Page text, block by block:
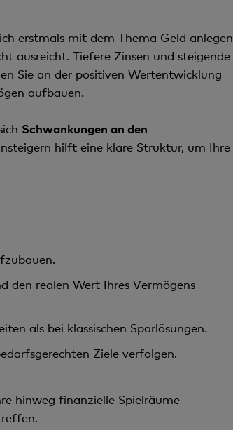
erstmals mit dem Thema Geld anlegen
ausreicht. Tiefere Zinsen und steigende
Sie an der positiven Wertentwicklung
aufbauen.
Schwankungen an den
hilft eine klare Struktur, um Ihre
den realen Wert Ihres Vermögens
als bei klassischen Sparlösungen.
Ziele verfolgen.
hinweg finanzielle Spielräume